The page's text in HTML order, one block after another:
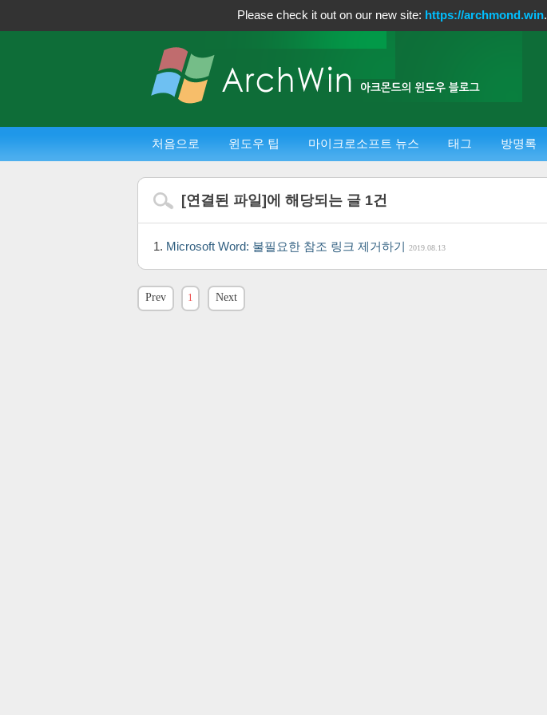
Please check it out on our new site: https://archmond.win.
처음으로 윈도우 팁 마이크로소프트 뉴스 태그 방명록
[연결된 파일]에 해당되는 글 1건
Microsoft Word: 불필요한 참조 링크 제거하기 2019.08.13
Prev 1 Next